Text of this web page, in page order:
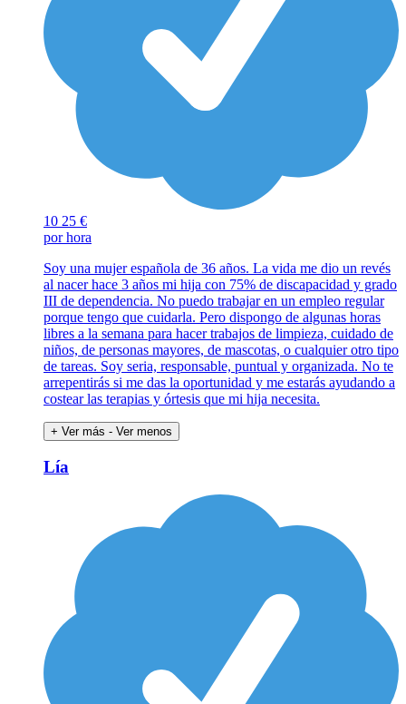
10 25 €
por hora
Soy una mujer española de 36 años. La vida me dio un revés
al nacer hace 3 años mi hija con 75% de discapacidad y grado
III de dependencia. No puedo trabajar en un empleo regular
porque tengo que cuidarla. Pero dispongo de algunas horas
libres a la semana para hacer trabajos de limpieza, cuidado de
niños, de personas mayores, de mascotas, o cualquier otro tipo
de tareas. Soy seria, responsable, puntual y organizada. No te
arrepentirás si me das la oportunidad y me estarás ayudando a
costear las terapias y órtesis que mi hija necesita.
+ Ver más - Ver menos
Lía